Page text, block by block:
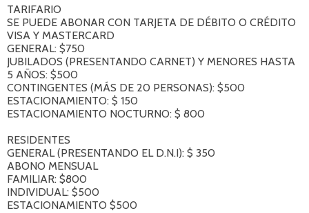
TARIFARIO
SE PUEDE ABONAR CON TARJETA DE DÉBITO O CRÉDITO
VISA Y MASTERCARD
GENERAL: $750
JUBILADOS (PRESENTANDO CARNET) Y MENORES HASTA
5 AÑOS: $500
CONTINGENTES (MÁS DE 20 PERSONAS): $500
ESTACIONAMIENTO: $ 150
ESTACIONAMIENTO NOCTURNO: $ 800
RESIDENTES
GENERAL (PRESENTANDO EL D.N.I): $ 350
ABONO MENSUAL
FAMILIAR: $800
INDIVIDUAL: $500
ESTACIONAMIENTO $500